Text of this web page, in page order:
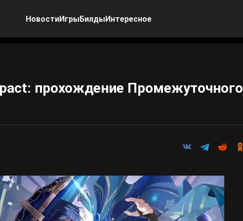
НовостиИгрыБилдыИнтересное
прохождение Промежуточного